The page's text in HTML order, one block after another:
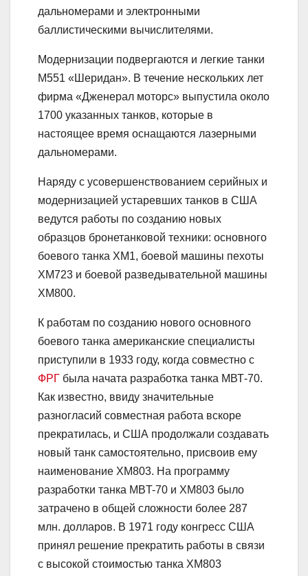
дальномерами и электронными
баллистическими вычислителями.
Модернизации подвергаются и легкие танки
М551 «Шеридан». В течение нескольких лет
фирма «Дженерал моторс» выпустила около
1700 указанных танков, которые в
настоящее время оснащаются лазерными
дальномерами.
Наряду с усовершенствованием серийных и
модернизацией устаревших танков в США
ведутся работы по созданию новых
образцов бронетанковой техники: основного
боевого танка ХМ1, боевой машины пехоты
ХМ723 и боевой разведывательной машины
ХМ800.
К работам по созданию нового основного
боевого танка американские специалисты
приступили в 1933 году, когда совместно с
ФРГ была начата разработка танка МВТ-70.
Как известно, ввиду значительные
разногласий совместная работа вскоре
прекратилась, и США продолжали создавать
новый танк самостоятельно, присвоив ему
наименование XM803. На программу
разработки танка MBT-70 и ХМ803 было
затрачено в общей сложности более 287
млн. долларов. В 1971 году конгресс США
принял решение прекратить работы в связи
с высокой стоимостью танка ХМ803